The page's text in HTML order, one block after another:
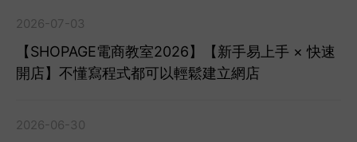
2026-07-03
【SHOPAGE電商教室2026】【新手易上手 × 快速
開店】不懂寫程式都可以輕鬆建立網店
2026-06-30